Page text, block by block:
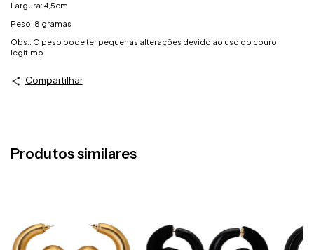
Largura: 4,5cm
Peso: 8 gramas
Obs.: O peso pode ter pequenas alterações devido ao uso do couro
legítimo.
Compartilhar
Produtos similares